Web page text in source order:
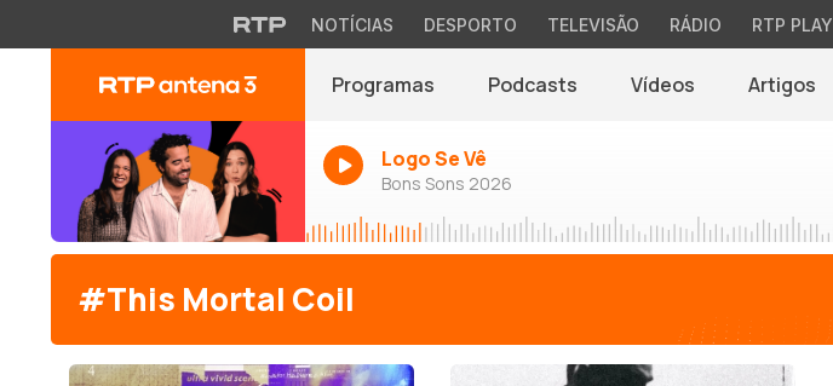
NOTÍCIAS DESPORTO TELEVISÃO RÁDIO RTP PLAY
Programas Podcasts Vídeos Artigos
Logo Se Vê
Bons Sons 2026
#This Mortal Coil